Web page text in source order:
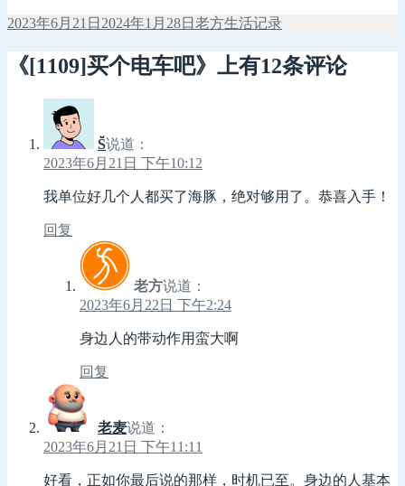
发
于
2023年6月21日 2024年1月28日 作
老方分
生活记录
《[1109]买个电车吧》上有12条评论
S̆̈说道：
2023年6月21日 下午10:12
我单位好几个人都买了海豚，绝对够用了。恭喜入手！
回复
老方说道：
2023年6月22日 下午2:24
身边人的带动作用蛮大啊
回复
老麦说道：
2023年6月21日 下午11:11
好看，正如你最后说的那样，时机已至。身边的人基本